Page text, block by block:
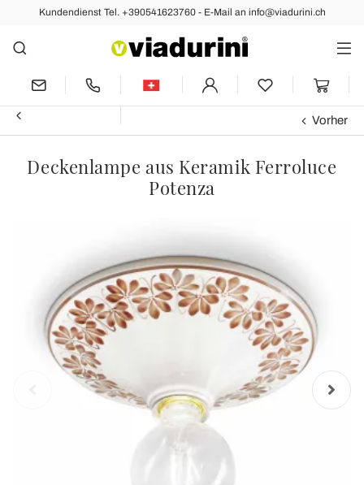
Kundendienst Tel. +390541623760 - E-Mail an info@viadurini.ch
Vorher
Deckenlampe aus Keramik Ferroluce
Potenza